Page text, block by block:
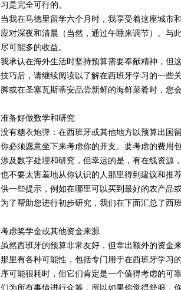
习是完全可行的。
当我在马德里留学六个月时，我享受着这座城市
应对深夜和清晨（当然，通过午睡来调节）。与
尽可能多的收益。
我承认在海外生活时坚持预算需要奉献精神，但
技巧后，请继续阅读以了解在西班牙学习的一些
脚或在圣塞瓦斯蒂安品尝新鲜的海鲜菜肴时，您会
准备好做数学和研究
没有糖衣炮弹：在西班牙或其他地方以预算出国
你必须愿意坐下来考虑你的开支。要考虑的费用
涉及数字处理和研究，但幸运的是，有在线资源
也不要太害羞地从你认识的人那里得到建议和推
供一些提示，例如在哪里可以买到最好的农产品
为了帮助您进行初步研究，我们在下面汇总了西
考虑奖学金或其他资金来源
虽然西班牙的预算非常友好，但拿出额外的资金
那里有各种可能性，包括专门用于在西班牙学习
序可能很耗时，但它们肯定是一个值得考虑的可
们为所有事情进行众筹，所以如果你觉得舒服，